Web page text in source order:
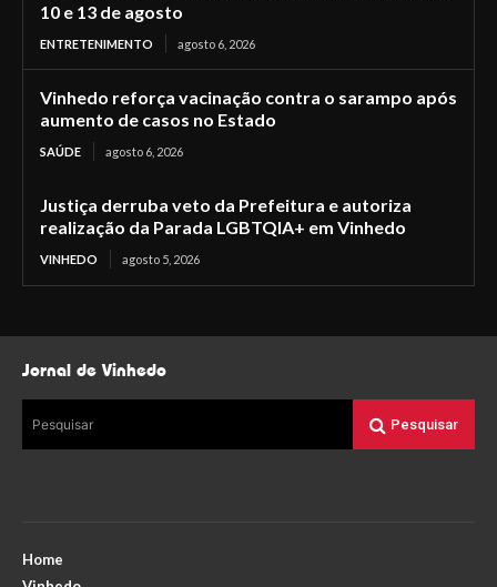
10 e 13 de agosto
ENTRETENIMENTO agosto 6, 2026
Vinhedo reforça vacinação contra o sarampo após
aumento de casos no Estado
SAÚDE agosto 6, 2026
Justiça derruba veto da Prefeitura e autoriza
realização da Parada LGBTQIA+ em Vinhedo
VINHEDO agosto 5, 2026
Jornal de Vinhedo
Pesquisar Pesquisar
Home